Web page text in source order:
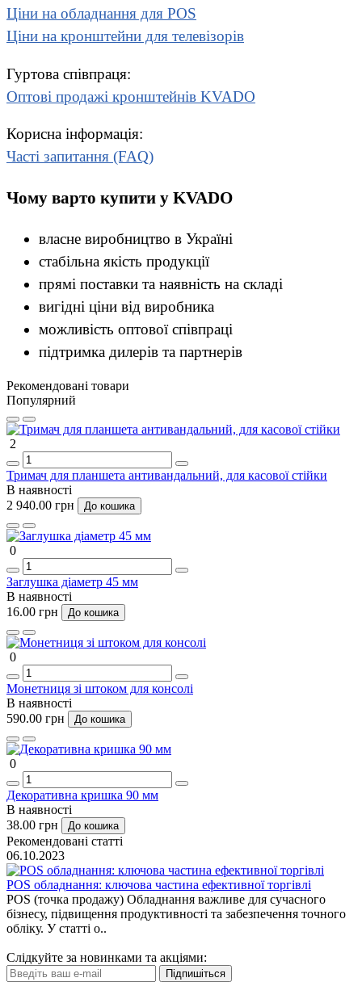
Ціни на обладнання для POS
Ціни на кронштейни для телевізорів
Гуртова співпраця:
Оптові продажі кронштейнів KVADO
Корисна інформація:
Часті запитання (FAQ)
Чому варто купити у KVADO
власне виробництво в Україні
стабільна якість продукції
прямі поставки та наявність на складі
вигідні ціни від виробника
можливість оптової співпраці
підтримка дилерів та партнерів
Рекомендовані товари
Популярний
2
Тримач для планшета антивандальний, для касової стійки
В наявності
2 940.00 грн
До кошика
0
Заглушка діаметр 45 мм
В наявності
16.00 грн
До кошика
0
Монетниця зі штоком для консолі
В наявності
590.00 грн
До кошика
0
Декоративна кришка 90 мм
В наявності
38.00 грн
До кошика
Рекомендовані статті
06.10.2023
POS обладнання: ключова частина ефективної торгівлі
POS (точка продажу) Обладнання важливе для сучасного
бізнесу, підвищення продуктивності та забезпечення точного
обліку. У статті о..
Слідкуйте за новинками та акціями:
Підпишіться